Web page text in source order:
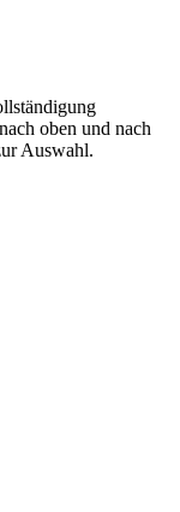
oben und nach
Auswahl.